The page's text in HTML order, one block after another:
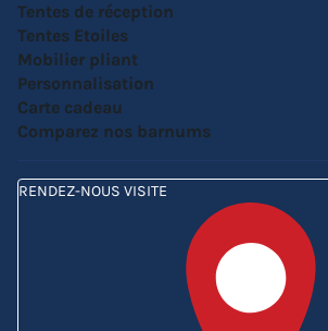
Tentes de réception
Tentes Etoiles
Mobilier pliant
Personnalisation
Carte cadeau
Comparez nos barnums
RENDEZ-NOUS VISITE